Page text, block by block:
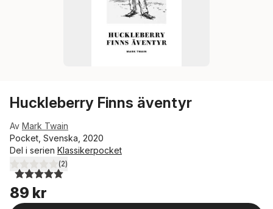
Huckleberry Finns äventyr
Av Mark Twain
Pocket, Svenska, 2020
Del i serien Klassikerpocket
5,0utav 5 stjärnor. Totalt antal röster:
(2)
89 kr